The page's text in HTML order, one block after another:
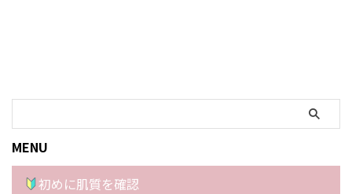
MENU
初めに肌質を確認